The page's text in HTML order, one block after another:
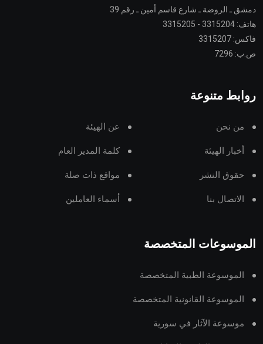
دمشق ـ الروضة ـ شارع قاسم أمين ـ رقم 39
هاتف: 3315204 - 3315205
فاكس: 3315207
ص.ب: 7296
روابط متنوعة
من نحن عن الهيئة
أخبار الهيئة كلمة المدير العام
حقوق النشر مواقع ذات صلة
الاتصال بنا أسماء العاملين
الموسوعات المتخصصة
الموسوعة الطبية المتخصصة
الموسوعة القانونية المتخصصة
موسوعة الآثار في سورية